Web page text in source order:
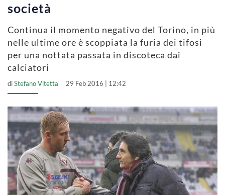
società
Continua il momento negativo del Torino, in più
nelle ultime ore è scoppiata la furia dei tifosi
per una nottata passata in discoteca dai
calciatori
diStefano Vitetta 29 Feb 2016 | 12:42